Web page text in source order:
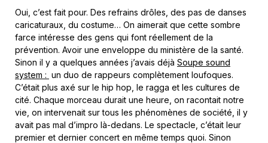
Oui, c’est fait pour. Des refrains drôles, des pas de danses
caricaturaux, du costume… On aimerait que cette sombre
farce intéresse des gens qui font réellement de la
prévention. Avoir une enveloppe du ministère de la santé.
Sinon il y a quelques années j’avais déjà Soupe sound
system : un duo de rappeurs complètement loufoques.
C’était plus axé sur le hip hop, le ragga et les cultures de
cité. Chaque morceau durait une heure, on racontait notre
vie, on intervenait sur tous les phénomènes de société, il y
avait pas mal d’impro là-dedans. Le spectacle, c’était leur
premier et dernier concert en même temps quoi. Sinon